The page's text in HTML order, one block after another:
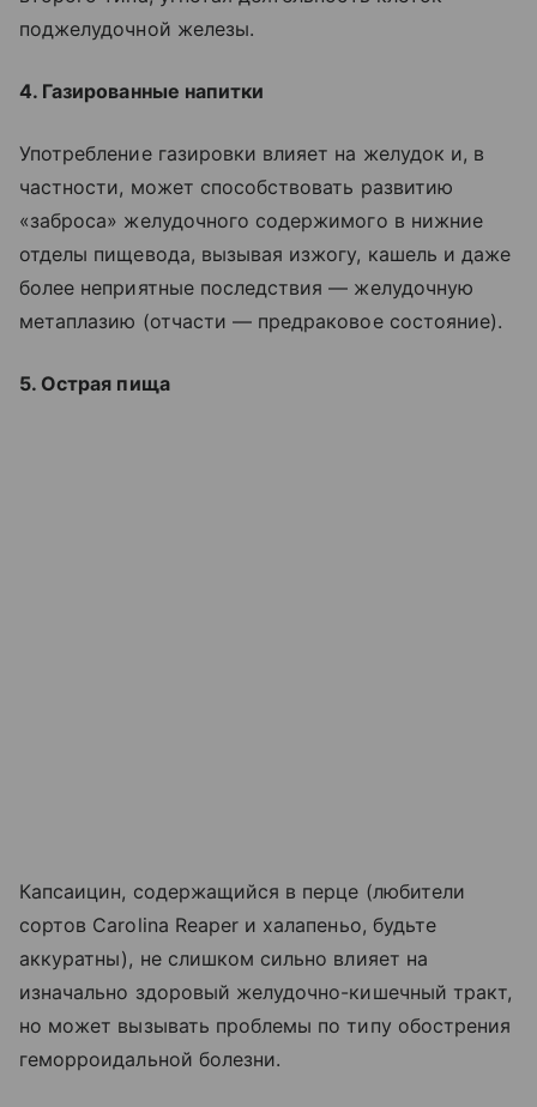
поджелудочной железы.
4. Газированные напитки
Употребление газировки влияет на желудок и, в
частности, может способствовать развитию
«заброса» желудочного содержимого в нижние
отделы пищевода, вызывая изжогу, кашель и даже
более неприятные последствия — желудочную
метаплазию (отчасти — предраковое состояние).
5. Острая пища
Капсаицин, содержащийся в перце (любители
сортов Carolina Reaper и халапеньо, будьте
аккуратны), не слишком сильно влияет на
изначально здоровый желудочно-кишечный тракт,
но может вызывать проблемы по типу обострения
геморроидальной болезни.